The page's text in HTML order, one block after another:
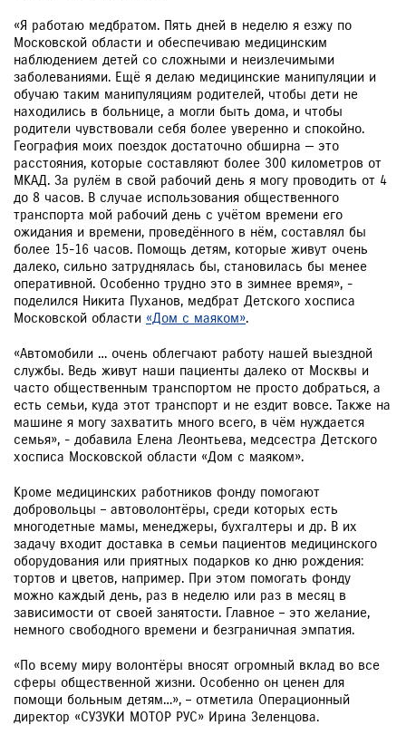
«Я работаю медбратом. Пять дней в неделю я езжу по
Московской области и обеспечиваю медицинским
наблюдением детей со сложными и неизлечимыми
заболеваниями. Ещё я делаю медицинские манипуляции и
обучаю таким манипуляциям родителей, чтобы дети не
находились в больнице, а могли быть дома, и чтобы
родители чувствовали себя более уверенно и спокойно.
География моих поездок достаточно обширна — это
расстояния, которые составляют более 300 километров от
МКАД. За рулём в свой рабочий день я могу проводить от 4
до 8 часов. В случае использования общественного
транспорта мой рабочий день с учётом времени его
ожидания и времени, проведённого в нём, составлял бы
более 15-16 часов. Помощь детям, которые живут очень
далеко, сильно затруднялась бы, становилась бы менее
оперативной. Особенно трудно это в зимнее время», -
поделился Никита Пуханов, медбрат Детского хосписа
Московской области «Дом с маяком».
«Автомобили … очень облегчают работу нашей выездной
службы. Ведь живут наши пациенты далеко от Москвы и
часто общественным транспортом не просто добраться, а
есть семьи, куда этот транспорт и не ездит вовсе. Также на
машине я могу захватить много всего, в чём нуждается
семья», - добавила Елена Леонтьева, медсестра Детского
хосписа Московской области «Дом с маяком».
Кроме медицинских работников фонду помогают
добровольцы – автоволонтёры, среди которых есть
многодетные мамы, менеджеры, бухгалтеры и др. В их
задачу входит доставка в семьи пациентов медицинского
оборудования или приятных подарков ко дню рождения:
тортов и цветов, например. При этом помогать фонду
можно каждый день, раз в неделю или раз в месяц в
зависимости от своей занятости. Главное – это желание,
немного свободного времени и безграничная эмпатия.
«По всему миру волонтёры вносят огромный вклад во все
сферы общественной жизни. Особенно он ценен для
помощи больным детям…», – отметила Операционный
директор «СУЗУКИ МОТОР РУС» Ирина Зеленцова.